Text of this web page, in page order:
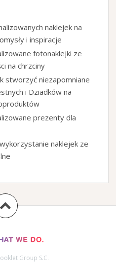
naklejek na
i inspiracje
fotonaklejki ze
na chrzciny
stworzyć niezapomniane
i Dziadków na
prezenty dla
naklejek ze
Group S.C.